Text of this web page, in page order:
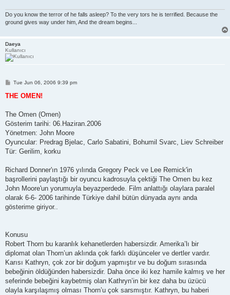
Do you know the terror of he falls asleep? To the very tors he is terrified. Because the
ground gives way under him, And the dream begins...
Daeya
Kullanıcı
P
s
Tue Jun 06, 2006 9:39 pm
THE OMEN!
The Omen (Omen)
Gösterim tarihi: 06.Haziran.2006
Yönetmen: John Moore
Oyuncular: Predrag Bjelac, Carlo Sabatini, Bohumil Svarc, Liev Schreiber
Tür: Gerilim, korku
Richard Donner'ın 1976 yılında Gregory Peck ve Lee Remick'in
başrollerini paylaştığı bir oyuncu kadrosuyla çektiği The Omen bu kez
John Moore'un yorumuyla beyazperdede. Film anlattığı olaylara paralel
olarak 6-6- 2006 tarihinde Türkiye dahil bütün dünyada aynı anda
gösterime giriyor..
Konusu
Robert Thorn bu karanlık kehanetlerden habersizdir. Amerika’lı bir
diplomat olan Thorn’un aklında çok farklı düşünceler ve dertler vardır.
Karısı Kathryn, çok zor bir doğum yapmıştır ve bu doğum sırasında
bebeğinin öldüğünden habersizdir. Daha önce iki kez hamile kalmış ve her
seferinde bebeğini kaybetmiş olan Kathryn’in bir kez daha bu üzücü
olayla karşılaşmış olması Thorn’u çok sarsmıştır. Kathryn, bu haberi